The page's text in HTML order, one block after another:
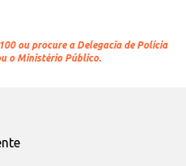
ou procure a Delegacia de Polícia
o Ministério Público.